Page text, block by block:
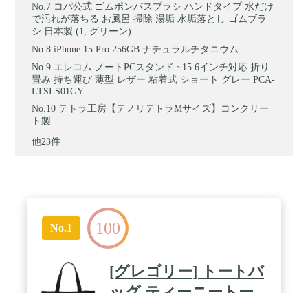
コパ公式 ゴムポンバスブラシ ハンドタイプ 水だけ
で汚れが落ちる お風呂 掃除 湯垢 水垢落とし ゴムブラ
シ 日本製 (1, グリーン)
iPhone 15 Pro 256GB ナチュラルチタニウム
エレコム ノートPCスタンド ~15.6インチ対応 折り
畳み 持ち運び 薄型 レザー 粘着式 ショート グレー PCA-
LTSLS01GY
テトラ工房【テノリテトラMサイズ】コンクリー
ト製
他23件
No.1 100
[グレゴリー] トートバ